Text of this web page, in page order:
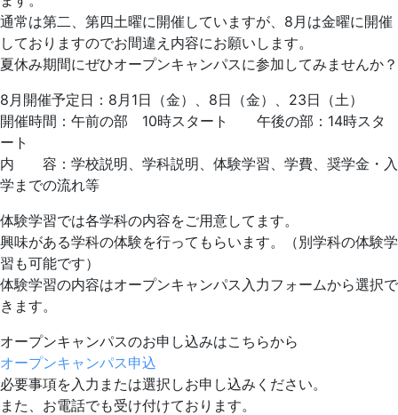
通常は第二、第四土曜に開催していますが、8月は金曜に開催
しておりますのでお間違え内容にお願いします。
夏休み期間にぜひオープンキャンパスに参加してみませんか？
8月開催予定日：8月1日（金）、8日（金）、23日（土）
開催時間：午前の部 10時スタート 午後の部：14時スタ
ート
内 容：学校説明、学科説明、体験学習、学費、奨学金・入
学までの流れ等
体験学習では各学科の内容をご用意してます。
興味がある学科の体験を行ってもらいます。（別学科の体験学
習も可能です）
体験学習の内容はオープンキャンパス入力フォームから選択で
きます。
オープンキャンパスのお申し込みはこちらから
オープンキャンパス申込
必要事項を入力または選択しお申し込みください。
また、お電話でも受け付けております。